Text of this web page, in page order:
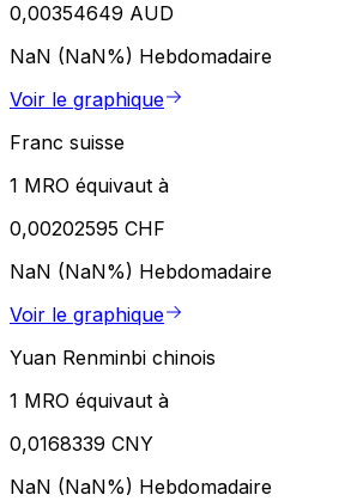
0,00354649 AUD
NaN (NaN%) Hebdomadaire
Voir le graphique
Franc suisse
1 MRO équivaut à
0,00202595 CHF
NaN (NaN%) Hebdomadaire
Voir le graphique
Yuan Renminbi chinois
1 MRO équivaut à
0,0168339 CNY
NaN (NaN%) Hebdomadaire